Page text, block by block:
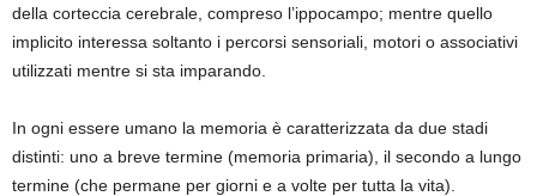
della corteccia cerebrale, compreso l’ippocampo; mentre quello
implicito interessa soltanto i percorsi sensoriali, motori o associativi
utilizzati mentre si sta imparando.
In ogni essere umano la memoria è caratterizzata da due stadi
distinti: uno a breve termine (memoria primaria), il secondo a lungo
termine (che permane per giorni e a volte per tutta la vita).